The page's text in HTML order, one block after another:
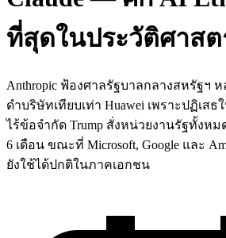
ที่สุดในประวัติศาสต
Anthropic ฟ้องศาลรัฐบาลกลางสหรัฐฯ ห
ดำบริษัทเทียบเท่า Huawei เพราะปฏิเสธ
ไร้ข้อจำกัด Trump สั่งหน่วยงานรัฐทั้งหม
6 เดือน ขณะที่ Microsoft, Google และ
ยังใช้ได้ปกติในภาคเอกชน